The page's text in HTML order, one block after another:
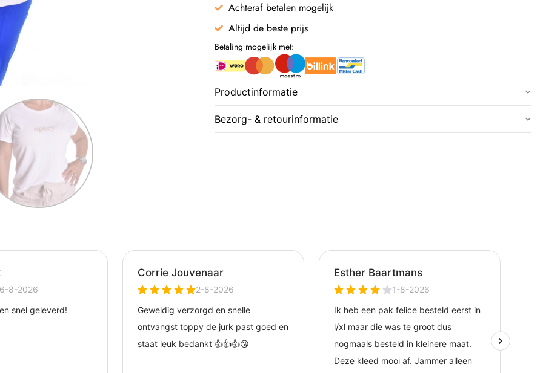
Achteraf betalen mogelijk
Altijd de beste prijs
Betaling mogelijk met:
Productinformatie
Bezorg- & retourinformatie